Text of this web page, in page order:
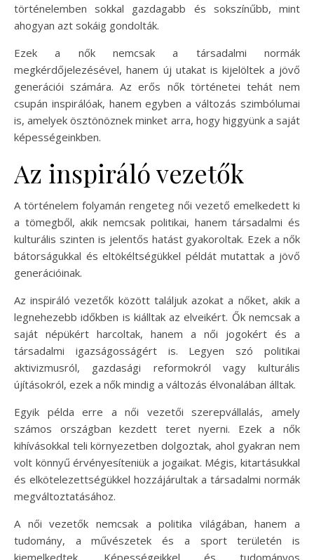
történelemben sokkal gazdagabb és sokszínűbb, mint
ahogyan azt sokáig gondolták.
Ezek a nők nemcsak a társadalmi normák
megkérdőjelezésével, hanem új utakat is kijelöltek a jövő
generációi számára. Az erős nők történetei tehát nem
csupán inspirálóak, hanem egyben a változás szimbólumai
is, amelyek ösztönöznek minket arra, hogy higgyünk a saját
képességeinkben.
Az inspiráló vezetők
A történelem folyamán rengeteg női vezető emelkedett ki
a tömegből, akik nemcsak politikai, hanem társadalmi és
kulturális szinten is jelentős hatást gyakoroltak. Ezek a nők
bátorságukkal és eltökéltségükkel példát mutattak a jövő
generációinak.
Az inspiráló vezetők között találjuk azokat a nőket, akik a
legnehezebb időkben is kiálltak az elveikért. Ők nemcsak a
saját népükért harcoltak, hanem a női jogokért és a
társadalmi igazságosságért is. Legyen szó politikai
aktivizmusról, gazdasági reformokról vagy kulturális
újításokról, ezek a nők mindig a változás élvonalában álltak.
Egyik példa erre a női vezetői szerepvállalás, amely
számos országban kezdett teret nyerni. Ezek a nők
kihívásokkal teli környezetben dolgoztak, ahol gyakran nem
volt könnyű érvényesíteniük a jogaikat. Mégis, kitartásukkal
és elkötelezettségükkel hozzájárultak a társadalmi normák
megváltoztatásához.
A női vezetők nemcsak a politika világában, hanem a
tudomány, a művészetek és a sport területén is
kiemelkedtek. Képességeikkel és tudományos